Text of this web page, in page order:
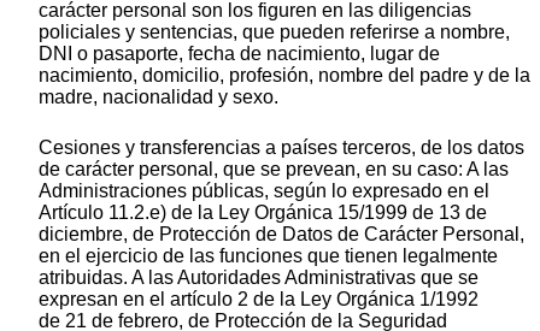
carácter personal son los figuren en las diligencias
policiales y sentencias, que pueden referirse a nombre,
DNI o pasaporte, fecha de nacimiento, lugar de
nacimiento, domicilio, profesión, nombre del padre y de la
madre, nacionalidad y sexo.
Cesiones y transferencias a países terceros, de los datos
de carácter personal, que se prevean, en su caso: A las
Administraciones públicas, según lo expresado en el
Artículo 11.2.e) de la Ley Orgánica 15/1999 de 13 de
diciembre, de Protección de Datos de Carácter Personal,
en el ejercicio de las funciones que tienen legalmente
atribuidas. A las Autoridades Administrativas que se
expresan en el artículo 2 de la Ley Orgánica 1/1992
de 21 de febrero, de Protección de la Seguridad